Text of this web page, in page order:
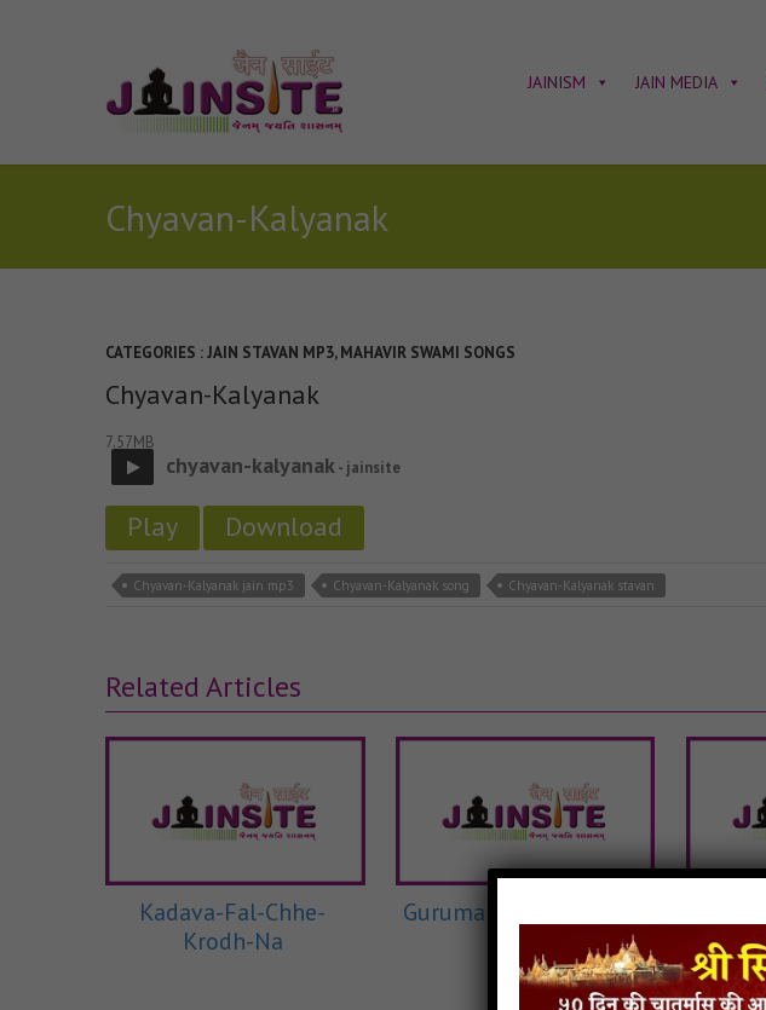
JAINISM JAIN MEDIA
Chyavan-Kalyanak
CATEGORIES :JAIN STAVAN MP3,MAHAVIR SWAMI SONGS
Chyavan-Kalyanak
7.57MB
chyavan-kalyanak- jainsite
Play Download
Chyavan-Kalyanak jain mp3 Chyavan-Kalyanak song Chyavan-Kalyanak stavan
Related Articles
Kadava-Fal-Chhe-
Krodh-Na
Guruma Tere Charno Ki